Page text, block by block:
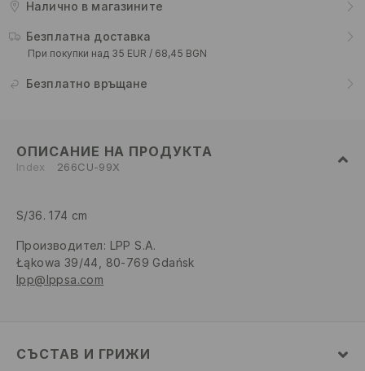
Налично в магазините
Безплатна доставка
При покупки над 35 EUR / 68,45 BGN
Безплатно връщане
ОПИСАНИЕ НА ПРОДУКТА
Index 266CU-99X
S/36. 174 cm
Производител: LPP S.A.
Łąkowa 39/44, 80-769 Gdańsk
lpp@lppsa.com
СЪСТАВ И ГРИЖИ